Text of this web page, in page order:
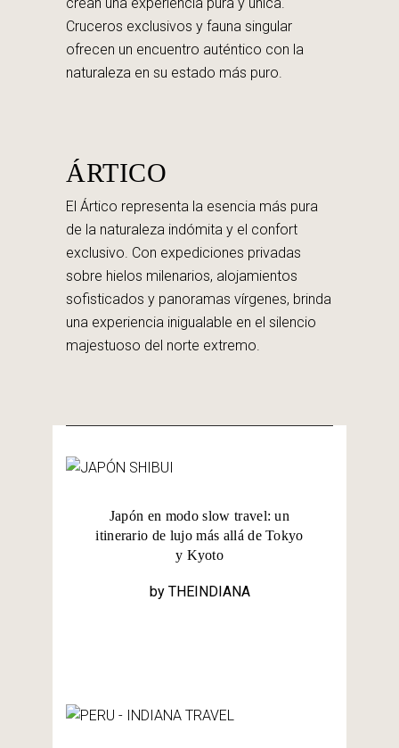
Cruceros exclusivos y fauna singular
ofrecen un encuentro auténtico con la
naturaleza en su estado más puro.
ÁRTICO
El Ártico representa la esencia más pura
de la naturaleza indómita y el confort
exclusivo. Con expediciones privadas
sobre hielos milenarios, alojamientos
sofisticados y panoramas vírgenes, brinda
una experiencia inigualable en el silencio
majestuoso del norte extremo.
Japón en modo slow travel: un
itinerario de lujo más allá de Tokyo
y Kyoto
by THEINDIANA